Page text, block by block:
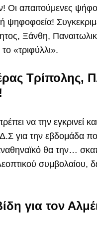
Οι απαιτούμενες
ψηφοφοεία!
Ξάνθη,
«τριφύλλι».
Τρίπολης,
να την εγκρινεί
για την εβδομάδα
θα την…
συμβολαίου,
για τον